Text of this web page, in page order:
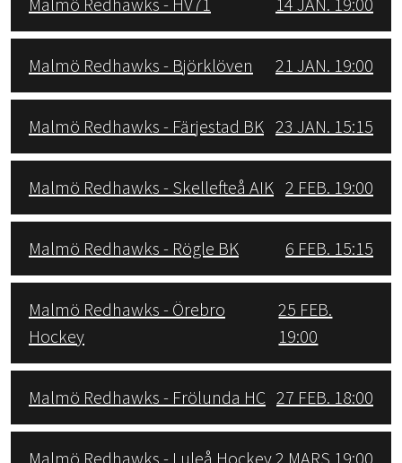
Malmö Redhawks - Björklöven 21 JAN. 19:00
Malmö Redhawks - Färjestad BK 23 JAN. 15:15
Malmö Redhawks - Skellefteå AIK 2 FEB. 19:00
Malmö Redhawks - Rögle BK 6 FEB. 15:15
Malmö Redhawks - Örebro
Hockey
25 FEB.
19:00
Malmö Redhawks - Frölunda HC 27 FEB. 18:00
Malmö Redhawks - Luleå Hockey2 MARS 19:00